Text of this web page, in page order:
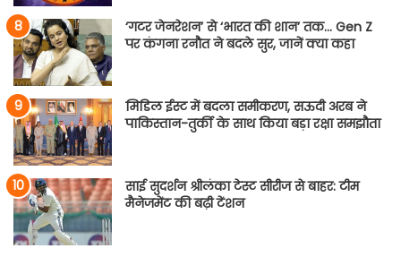
‘गटर जेनरेशन’ से ‘भारत की शान’ तक… Gen Z
पर कंगना रनौत ने बदले सुर, जानें क्या कहा
मिडिल ईस्ट में बदला समीकरण, सऊदी अरब ने
पाकिस्तान-तुर्की के साथ किया बड़ा रक्षा समझौता
साई सुदर्शन श्रीलंका टेस्ट सीरीज से बाहर: टीम
मैनेजमेंट की बढ़ी टेंशन